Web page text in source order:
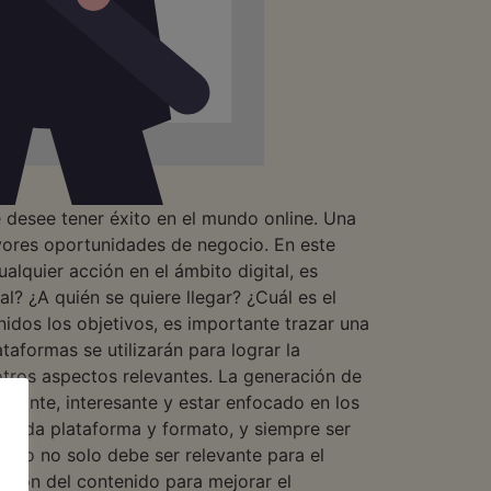
tener éxito en el mundo online. Una
oportunidades de negocio. En este
acción en el ámbito digital, es
¿A quién se quiere llegar? ¿Cuál es el
los objetivos, es importante trazar una
se utilizarán para lograr la
aspectos relevantes. La generación de
interesante y estar enfocado en los
plataforma y formato, y siempre ser
no solo debe ser relevante para el
del contenido para mejorar el